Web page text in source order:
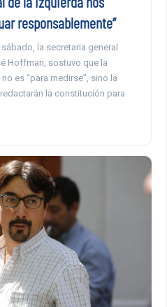
responsablemente”
la secretaria general
Hoffman, sostuvo que la
es “para medirse”, sino la
la constitución para